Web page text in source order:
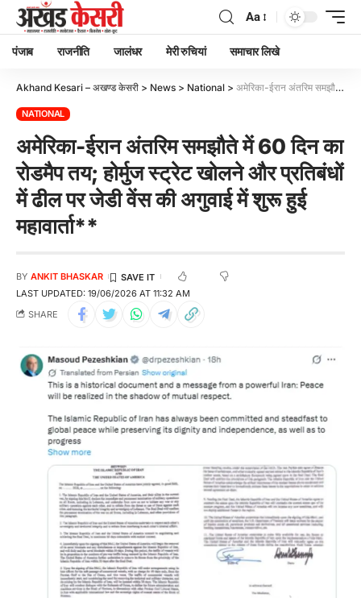
Aa
पंजाब राजनीति जालंधर मेरी रुचियां समाचार लिखे
Akhand Kesari – अखण्ड केसरी > News > National > अमेरिका-ईरान अंतरिम समझौते में 60 दिन का रोडमैप तय; होर्मुज स्ट्रेट खोलने और प्रतिबंधों में ढील पर जेडी वेंस की अगुवाई में शुरू हुई महावार्ता**
NATIONAL
अमेरिका-ईरान अंतरिम समझौते में 60 दिन का
रोडमैप तय; होर्मुज स्ट्रेट खोलने और प्रतिबंधों
में ढील पर जेडी वेंस की अगुवाई में शुरू हुई
महावार्ता**
LAST UPDATED: 19/06/2026 AT 11:32 AM
BY ANKIT BHASKAR
SHARE